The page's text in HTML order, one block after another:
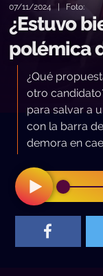
07/11/2024 | Foto:
¿Estuvo
polémica
¿Qué
otro
para salvar a
con la barra
demora en